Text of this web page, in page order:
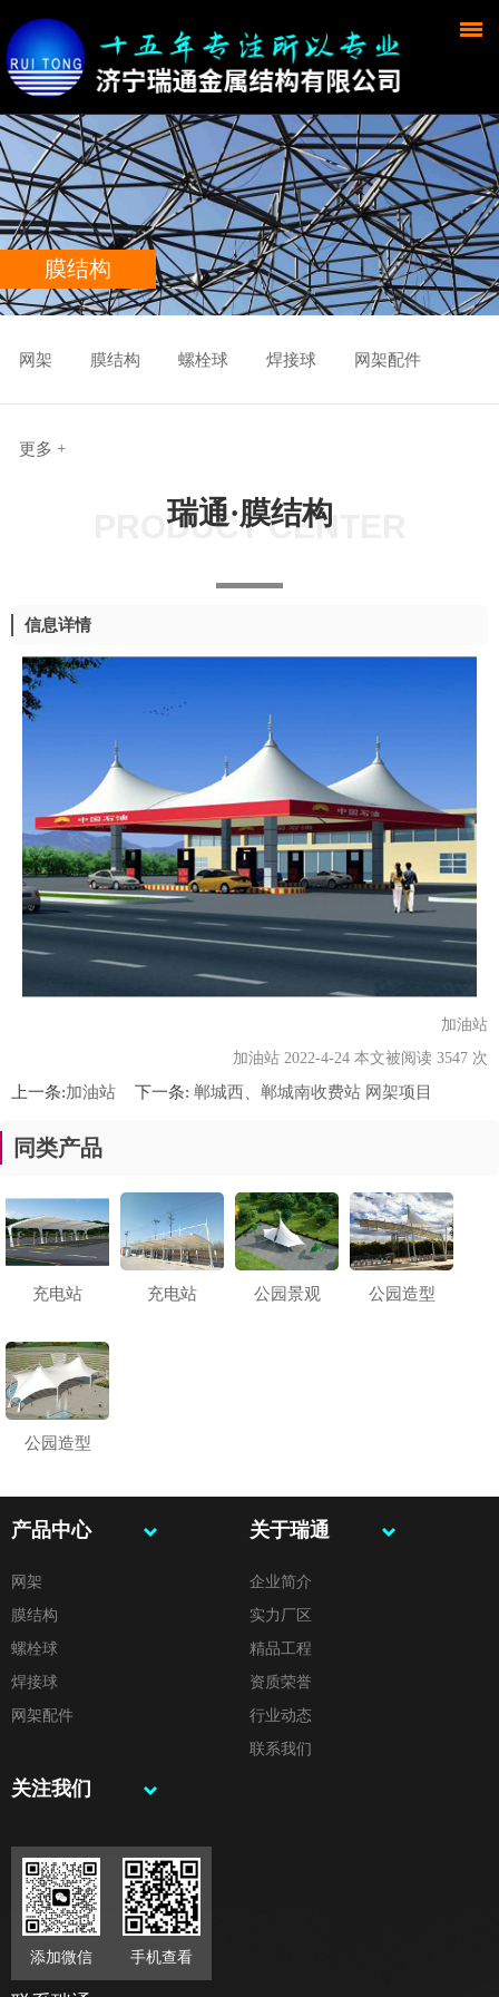
膜结构
网架 膜结构 螺栓球 焊接球 网架配件
更多 +
瑞通·膜结构
PRODUCT CENTER
信息详情
加油站
加油站 2022-4-24 本文被阅读 3547 次
上一条:加油站 下一条: 郸城西、郸城南收费站 网架项目
同类产品
充电站 充电站 公园景观 公园造型
公园造型
产品中心
网架
膜结构
螺栓球
焊接球
网架配件
关于瑞通
企业简介
实力厂区
精品工程
资质荣誉
行业动态
联系我们
关注我们
添加微信 手机查看